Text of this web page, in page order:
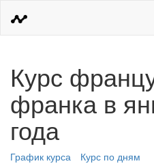
Курс
франка в
года
График курса
Курс по дням